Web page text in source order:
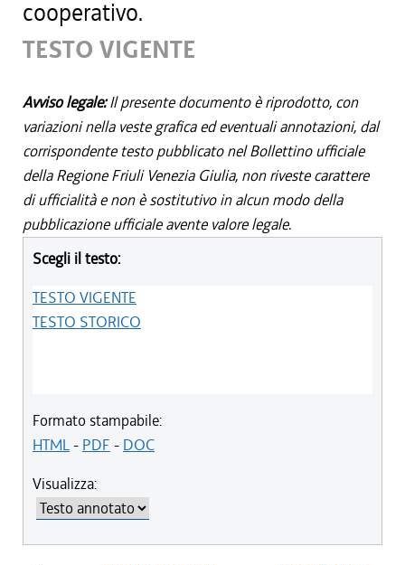
cooperativo.
TESTO VIGENTE
Avviso legale:Il presente documento è riprodotto, con
variazioni nella veste grafica ed eventuali annotazioni, dal
corrispondente testo pubblicato nel Bollettino ufficiale
della Regione Friuli Venezia Giulia, non riveste carattere
di ufficialità e non è sostitutivo in alcun modo della
pubblicazione ufficiale avente valore legale.
Scegli il testo:
TESTO VIGENTE
TESTO STORICO
Formato stampabile:
HTML- PDF - DOC
Visualizza: